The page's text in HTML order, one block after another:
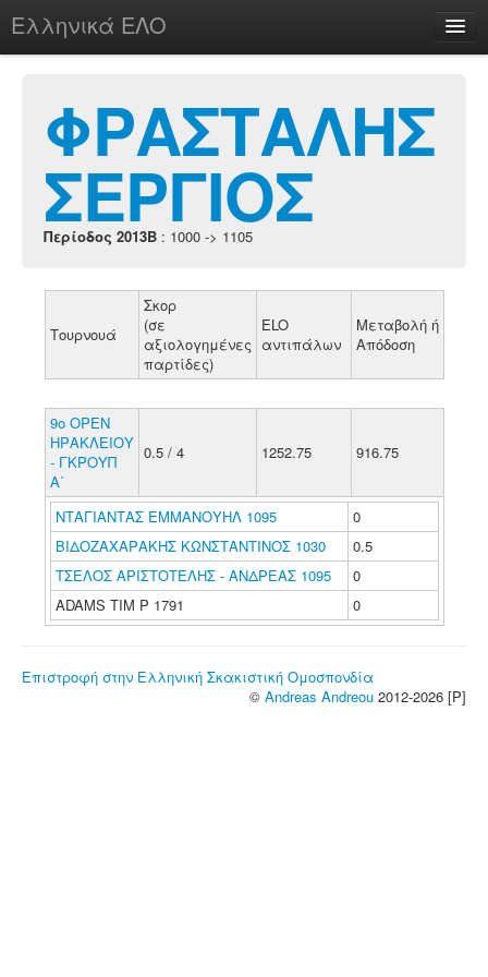
Ελληνικά ΕΛΟ
chesstu.be @ discord
Login
ΦΡΑΣΤΑΛΗΣ
ΣΕΡΓΙΟΣ
Περίοδος 2013B : 1000 -> 1105
Τουρνουά
Σκορ
(σε
αξιολογημένες
παρτίδες)
ELO
αντιπάλων
Μεταβολή ή
Απόδοση
9ο ΟΡΕΝ
ΗΡΑΚΛΕΙΟΥ
- ΓΚΡΟΥΠ
Α΄
0.5 / 4 1252.75 916.75
ΝΤΑΓΙΑΝΤΑΣ ΕΜΜΑΝΟΥΗΛ 1095
0
ΒΙΔΟΖΑΧΑΡΑΚΗΣ ΚΩΝΣΤΑΝΤΙΝΟΣ 1030
0.5
ΤΣΕΛΟΣ ΑΡΙΣΤΟΤΕΛΗΣ - ΑΝΔΡΕΑΣ 1095
0
ADAMS TIM P 1791
0
Επιστροφή στην Ελληνική Σκακιστική Ομοσπονδία
© Andreas Andreou 2012-2026 [P]